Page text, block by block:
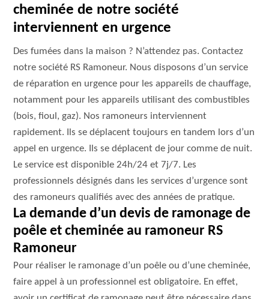
cheminée de notre société
interviennent en urgence
Des fumées dans la maison ? N’attendez pas. Contactez
notre société RS Ramoneur. Nous disposons d’un service
de réparation en urgence pour les appareils de chauffage,
notamment pour les appareils utilisant des combustibles
(bois, fioul, gaz). Nos ramoneurs interviennent
rapidement. Ils se déplacent toujours en tandem lors d’un
appel en urgence. Ils se déplacent de jour comme de nuit.
Le service est disponible 24h/24 et 7j/7. Les
professionnels désignés dans les services d’urgence sont
des ramoneurs qualifiés avec des années de pratique.
La demande d’un devis de ramonage de
poêle et cheminée au ramoneur RS
Ramoneur
Pour réaliser le ramonage d’un poêle ou d’une cheminée,
faire appel à un professionnel est obligatoire. En effet,